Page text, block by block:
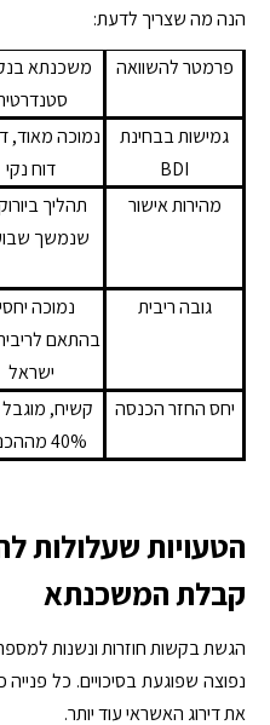
הנה מה שצריך לדעת:
פרמטר להשוואה
משכנתא
גמישות בבחינת
BDI
נמוכה מאוד,
דוח נקי
מהירות אישור
תהליך
שנמשך
גובה ריבית
נמוכה
בהתאם
ישראל
יחס החזר הכנסה
קשיח,
40% מההכנסה
הטעויות שעלולות
קבלת המשכנתא
הגשת בקשות חוזרות ונשנות
נפוצה שפוגעת בסיכויים. כל
את דירוג האשראי עוד יותר.